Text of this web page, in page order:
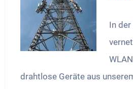
In
drahtlose Geräte aus